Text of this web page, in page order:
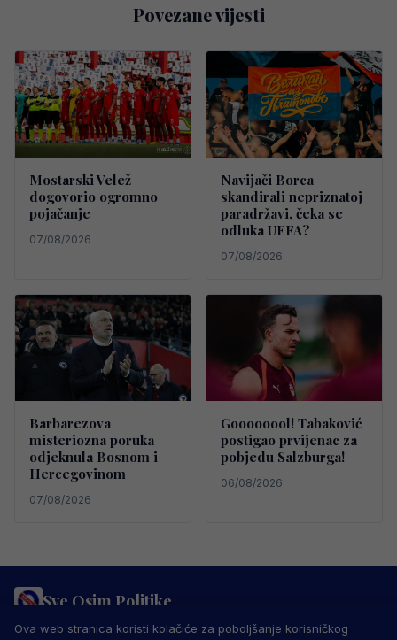
Povezane vijesti
Mostarski Velež
dogovorio ogromno
pojačanje
07/08/2026
Navijači Borca
skandirali nepriznatoj
paradržavi, čeka se
odluka UEFA?
07/08/2026
Barbarezova
misteriozna poruka
odjeknula Bosnom i
Hercegovinom
07/08/2026
Goooooool! Tabaković
postigao prvijenac za
pobjedu Salzburga!
06/08/2026
Sve Osim Politike
PRAVILA PRIVATNOSTI MARKETING
USLOVI KORIŠTENJA
Ova web stranica koristi kolačiće za poboljšanje korisničkog